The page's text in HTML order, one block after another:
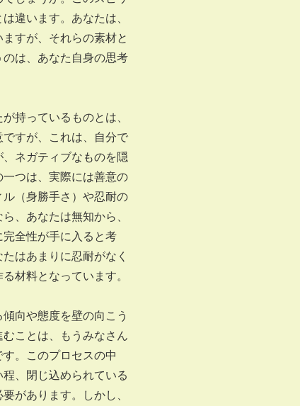
違います。あなたは、
すが、それらの素材と
は、あなた自身の思考
持っているものとは、
すが、これは、自分で
ネガティブなものを隠
つは、実際には善意の
（身勝手さ）や忍耐の
、あなたは無知から、
全性が手に入ると考
はあまりに忍耐がなく
材料となっています。
向や態度を壁の向こう
ことは、もうみなさん
。このプロセスの中
、閉じ込められている
があります。しかし、